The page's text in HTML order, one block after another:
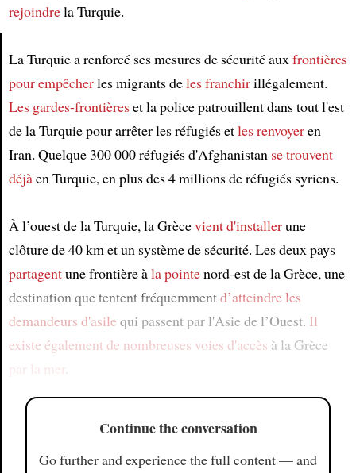
Article
rejoindrela Turquie.
La Turquie a renforcé ses mesures de sécurité aux frontières
pour empêcherles migrants deles franchirillégalement.
Les gardes-frontièreset la police patrouillent dans tout l'est
de la Turquie pour arrêter les réfugiés etles renvoyeren
Iran. Quelque 300 000 réfugiés d'Afghanistan se trouvent
déjàen Turquie, en plus des 4 millions de réfugiés syriens.
À l’ouest de la Turquie, la Grècevient d'installerune
clôture de 40 km et un système de sécurité. Les deux pays
partagentune frontière àla pointenord-est de la Grèce, une
destination que tentent fréquemmentd’atteindreles
demandeurs d'asilequi passent par l'Asie de l’Ouest. Il
existe également de nombreuses voies d'accès à la Grèce
par la mer
Continue the conversation
Go further and experience the full content — and